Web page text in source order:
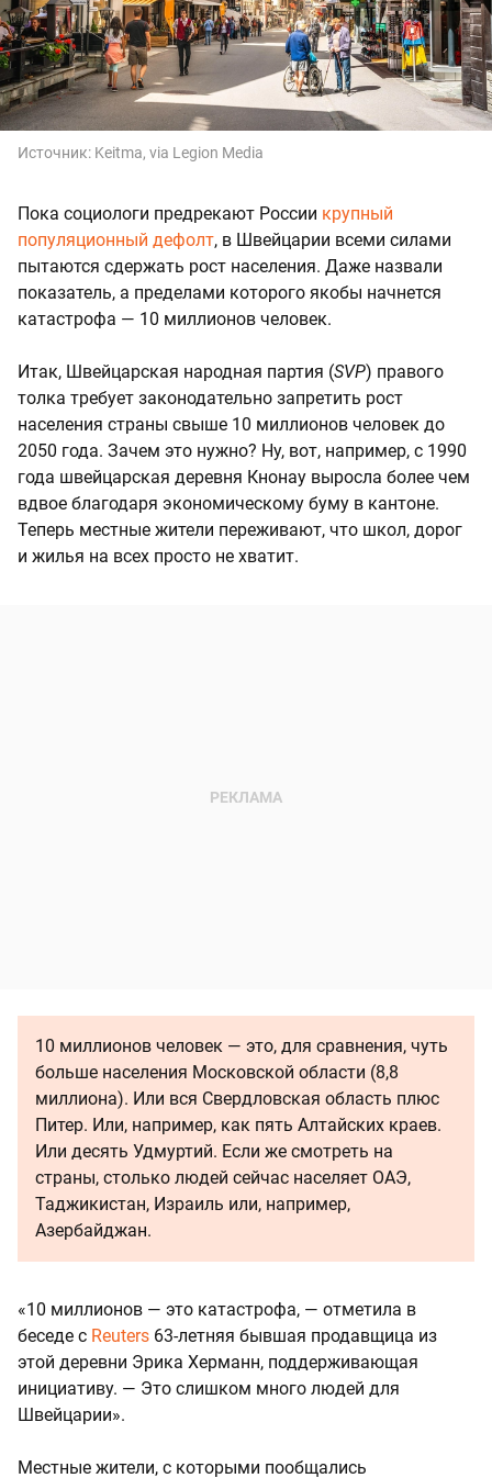
Источник: Keitma, via Legion Media
Пока социологи предрекают России крупный
популяционный дефолт, в Швейцарии всеми силами
пытаются сдержать рост населения. Даже назвали
показатель, а пределами которого якобы начнется
катастрофа — 10 миллионов человек.
Итак, Швейцарская народная партия (SVP) правого
толка требует законодательно запретить рост
населения страны свыше 10 миллионов человек до
2050 года. Зачем это нужно? Ну, вот, например, с 1990
года швейцарская деревня Кнонау выросла более чем
вдвое благодаря экономическому буму в кантоне.
Теперь местные жители переживают, что школ, дорог
и жилья на всех просто не хватит.
10 миллионов человек — это, для сравнения, чуть
больше населения Московской области (8,8
миллиона). Или вся Свердловская область плюс
Питер. Или, например, как пять Алтайских краев.
Или десять Удмуртий. Если же смотреть на
страны, столько людей сейчас населяет ОАЭ,
Таджикистан, Израиль или, например,
Азербайджан.
«10 миллионов — это катастрофа, — отметила в
беседе с Reuters 63-летняя бывшая продавщица из
этой деревни Эрика Херманн, поддерживающая
инициативу. — Это слишком много людей для
Швейцарии».
Местные жители, с которыми пообщались